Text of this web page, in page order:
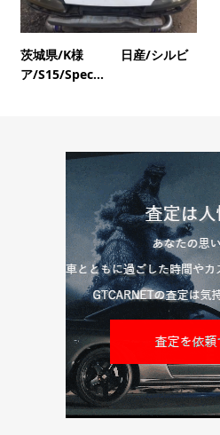
茨城県/K様 日産/シルビ
ア/S15/Spec...